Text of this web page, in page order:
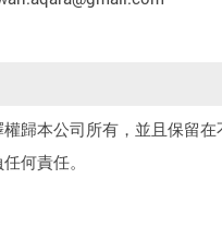
歸本公司所有，並且保留
何責任。